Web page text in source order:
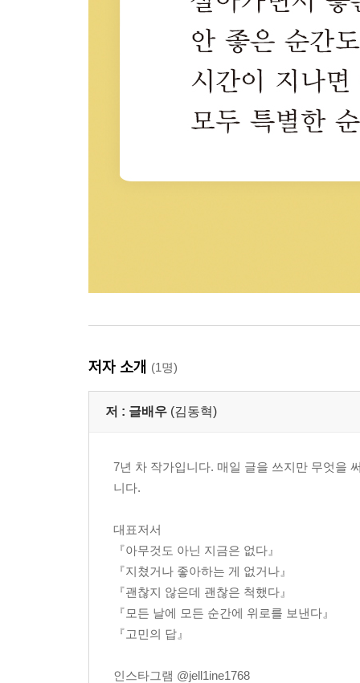
저자 소개 (1명)
저 : 글배우 (김동혁)
7년 차 작가입니다. 매일 글을 쓰지만 무엇을
니다.
대표저서
『아무것도 아닌 지금은 없다』
『지쳤거나 좋아하는 게 없거나』
『괜찮지 않은데 괜찮은 척했다』
『모든 날에 모든 순간에 위로를 보낸다』
『고민의 답』
인스타그램 @jell1ine1768